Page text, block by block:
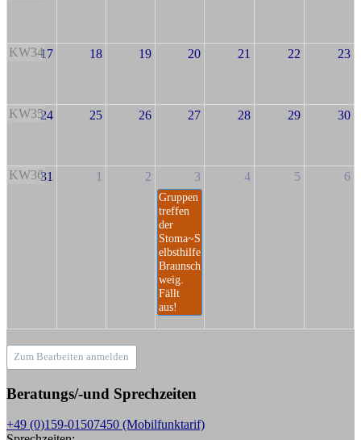
KW3417 18 19 20 21 22 23
KW3524 25 26 27 28 29 30
KW3631 1 2 3
Gruppen
treffen
der
Stoma~S
elbsthilfe
Braunsch
weig.
Fällt
aus!
4 5 6
Zum Bearbeiten anmelden
Beratungs/-und Sprechzeiten
+49 (0)159-01507450 (Mobilfunktarif)